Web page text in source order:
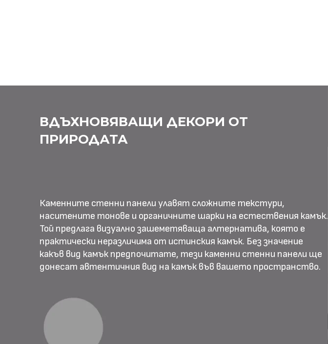
ВДЪХНОВЯВАЩИ ДЕКОРИ ОТ
ПРИРОДАТА
Каменните стенни панели улавят сложните текстури,
наситените тонове и органичните шарки на естествения камък.
Той предлага визуално зашеметяваща алтернатива, която е
практически неразличима от истинския камък. Без значение
какъв вид камък предпочитате, тези каменни стенни панели ще
донесат автентичния вид на камък във вашето пространство.